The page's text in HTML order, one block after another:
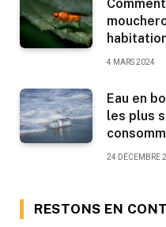
4 MARS 2024
Eau en
les plus
24 DÉCEMBRE
RESTONS EN